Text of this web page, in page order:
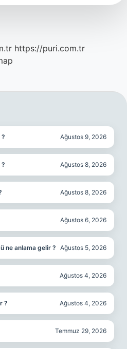
https://puri.com.tr
Ağustos 9, 2026
Ağustos 8, 2026
Ağustos 8, 2026
Ağustos 6, 2026
ne anlama gelir ? Ağustos 5, 2026
Ağustos 4, 2026
? Ağustos 4, 2026
Temmuz 29, 2026